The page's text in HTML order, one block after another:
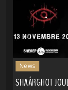
News
SHAÂRGHOT